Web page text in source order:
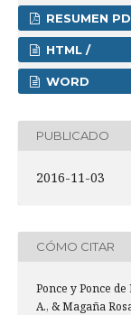
RESUMEN
HTML /
WORD
PUBLICADO
2016-11-03
CÓMO CITAR
Ponce y Ponce
A., & Magaña